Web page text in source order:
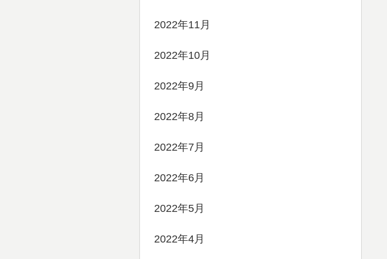
2022年11月
2022年10月
2022年9月
2022年8月
2022年7月
2022年6月
2022年5月
2022年4月